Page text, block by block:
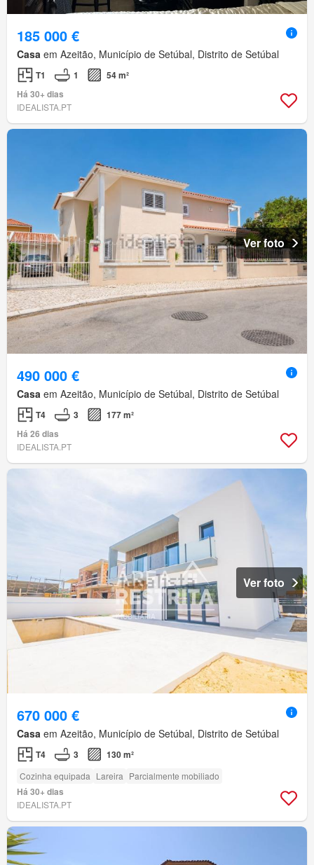
185 000 €
Casa em Azeitão, Município de Setúbal, Distrito de Setúbal
T1 1
54 m²
Há 30+ dias
IDEALISTA.PT
Ver foto
490 000 €
Casa em Azeitão, Município de Setúbal, Distrito de Setúbal
T4 3
177 m²
Há 26 dias
IDEALISTA.PT
Ver foto
670 000 €
Casa em Azeitão, Município de Setúbal, Distrito de Setúbal
T4 3 130 m²
Cozinha equipada Lareira Parcialmente mobiliado
Há 30+ dias
IDEALISTA.PT